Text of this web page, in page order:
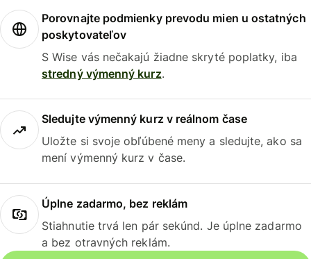
Porovnajte podmienky prevodu mien u ostatných
poskytovateľov
S Wise vás nečakajú žiadne skryté poplatky, iba
stredný výmenný kurz.
Sledujte výmenný kurz v reálnom čase
Uložte si svoje obľúbené meny a sledujte, ako sa
mení výmenný kurz v čase.
Úplne zadarmo, bez reklám
Stiahnutie trvá len pár sekúnd. Je úplne zadarmo
a bez otravných reklám.